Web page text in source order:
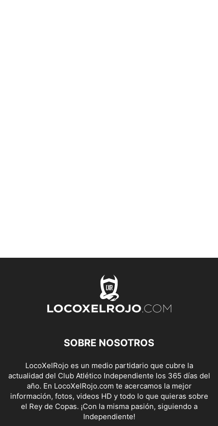
SOBRE NOSOTROS
LocoXelRojo es un medio partidario que cubre la
actualidad del Club Atlético Independiente los 365 días del
año. En LocoXelRojo.com te acercamos la mejor
información, fotos, videos HD y todo lo que quieras sobre
el Rey de Copas. ¡Con la misma pasión, siguiendo a
Independiente!